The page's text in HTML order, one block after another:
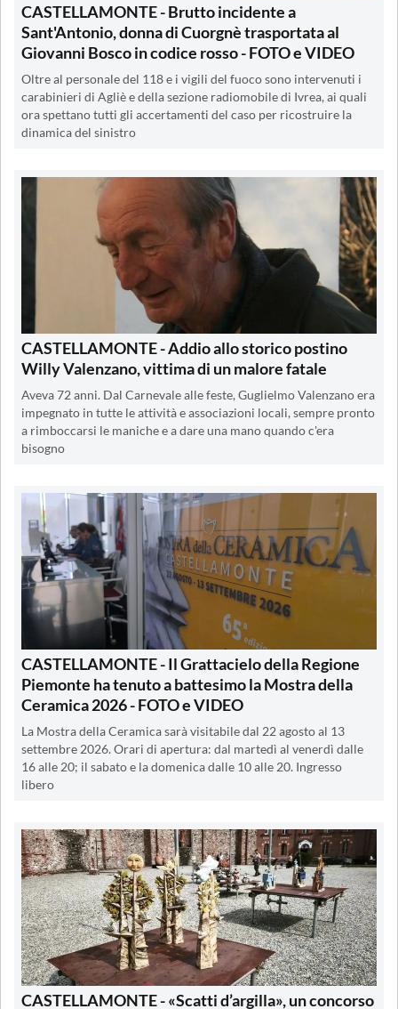
CASTELLAMONTE - Brutto incidente a
Sant'Antonio, donna di Cuorgnè trasportata al
Giovanni Bosco in codice rosso - FOTO e VIDEO
Oltre al personale del 118 e i vigili del fuoco sono intervenuti i
carabinieri di Agliè e della sezione radiomobile di Ivrea, ai quali
ora spettano tutti gli accertamenti del caso per ricostruire la
dinamica del sinistro
CASTELLAMONTE - Addio allo storico postino
Willy Valenzano, vittima di un malore fatale
Aveva 72 anni. Dal Carnevale alle feste, Guglielmo Valenzano era
impegnato in tutte le attività e associazioni locali, sempre pronto
a rimboccarsi le maniche e a dare una mano quando c'era
bisogno
CASTELLAMONTE - Il Grattacielo della Regione
Piemonte ha tenuto a battesimo la Mostra della
Ceramica 2026 - FOTO e VIDEO
La Mostra della Ceramica sarà visitabile dal 22 agosto al 13
settembre 2026. Orari di apertura: dal martedì al venerdì dalle
16 alle 20; il sabato e la domenica dalle 10 alle 20. Ingresso
libero
CASTELLAMONTE - «Scatti d’argilla», un concorso